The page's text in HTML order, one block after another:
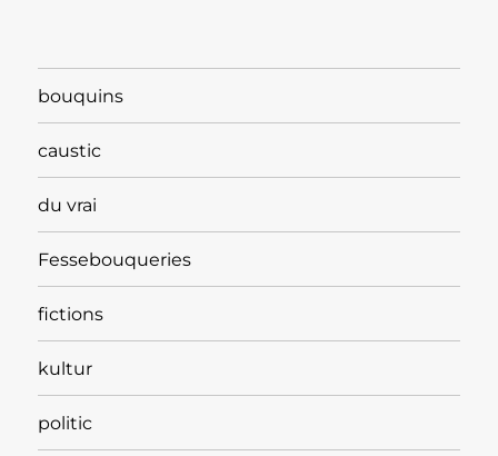
bouquins
caustic
du vrai
Fessebouqueries
fictions
kultur
politic